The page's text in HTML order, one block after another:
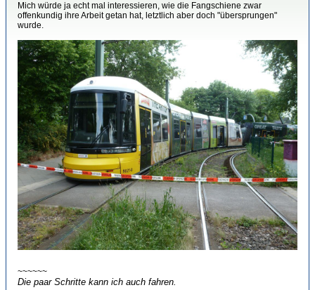
Mich würde ja echt mal interessieren, wie die Fangschiene zwar
offenkundig ihre Arbeit getan hat, letztlich aber doch "übersprungen"
wurde.
~~~~~~
Die paar Schritte kann ich auch fahren.